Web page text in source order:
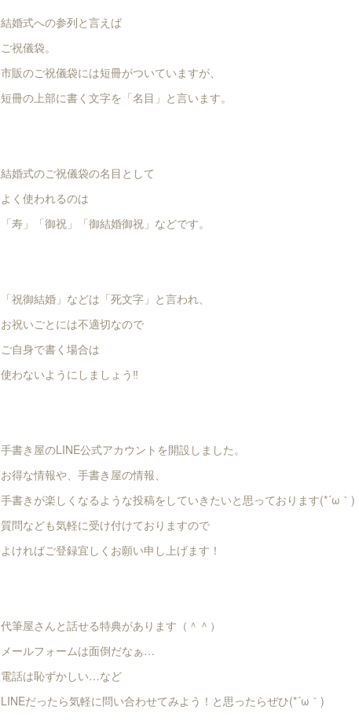
結婚式への参列と言えば
ご祝儀袋。
市販のご祝儀袋には短冊がついていますが、
短冊の上部に書く文字を「名目」と言います。
結婚式のご祝儀袋の名目として
よく使われるのは
「寿」「御祝」「御結婚御祝」などです。
「祝御結婚」などは「死文字」と言われ、
お祝いごとには不適切なので
ご自身で書く場合は
使わないようにしましょう‼️
手書き屋のLINE公式アカウントを開設しました。
お得な情報や、手書き屋の情報、
手書きが楽しくなるような投稿をしていきたいと思っております(*´ω｀)
質問なども気軽に受け付けておりますので
よければご登録宜しくお願い申し上げます！
代筆屋さんと話せる特典があります（＾＾）
メールフォームは面倒だなぁ…
電話は恥ずかしい…など
LINEだったら気軽に問い合わせてみよう！と思ったらぜひ(*´ω｀)